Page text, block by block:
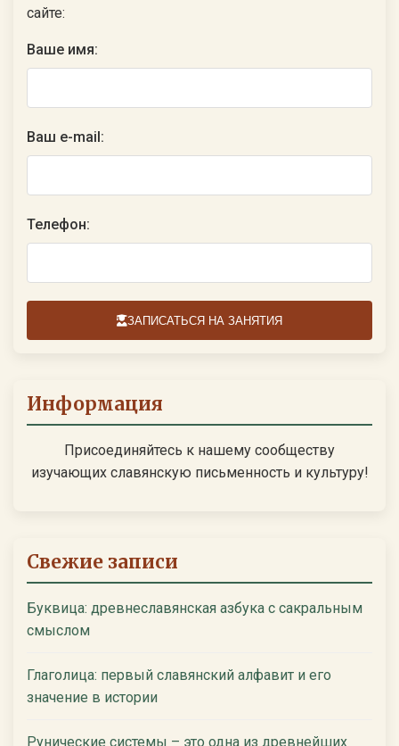
сайте:
Ваше имя:
Ваш e-mail:
Телефон:
ЗАПИСАТЬСЯ НА ЗАНЯТИЯ
Информация
Присоединяйтесь к нашему сообществу
изучающих славянскую письменность и культуру!
Свежие записи
Буквица: древнеславянская азбука с сакральным
смыслом
Глаголица: первый славянский алфавит и его
значение в истории
Рунические системы – это одна из древнейших